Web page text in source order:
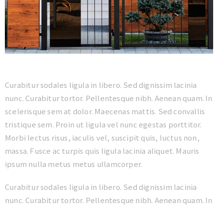
Curabitur sodales ligula in libero. Sed dignissim lacinia
nunc. Curabitur tortor. Pellentesque nibh. Aenean quam. In
scelerisque sem at dolor. Maecenas mattis. Sed convallis
tristique sem. Proin ut ligula vel nunc egestas porttitor.
Morbi lectus risus, iaculis vel, suscipit quis, luctus non,
massa. Fusce ac turpis quis ligula lacinia aliquet. Mauris
ipsum nulla metus metus ullamcorper.
Curabitur sodales ligula in libero. Sed dignissim lacinia
nunc. Curabitur tortor. Pellentesque nibh. Aenean quam. In